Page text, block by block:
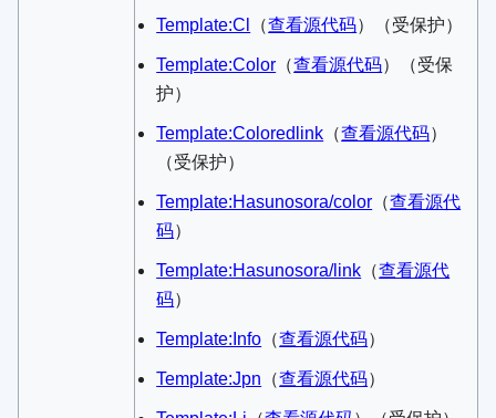
Template:Cl ​（查看源代码）​（受保护）
Template:Color ​（查看源代码）​（受保
护）
Template:Coloredlink ​（查看源代码）​
（受保护）
Template:Hasunosora/color ​（查看源代
码）​
Template:Hasunosora/link ​（查看源代
码）​
Template:Info ​（查看源代码）​
Template:Jpn ​（查看源代码）​